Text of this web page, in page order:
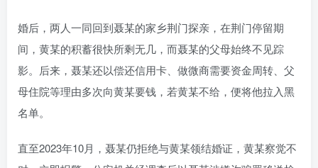
婚后，两人一同回到聂某的家乡荆门探亲，在荆门停留期
间，黄某的积蓄很快所剩无几，而聂某的父母始终不见踪
影。后来，聂某还以偿还信用卡、做微商需要资金周转、父
母住院等理由多次向黄某要钱，若黄某不给，便将他拉入黑
名单。
直至2023年10月，聂某仍拒绝与黄某领结婚证，黄某察觉不